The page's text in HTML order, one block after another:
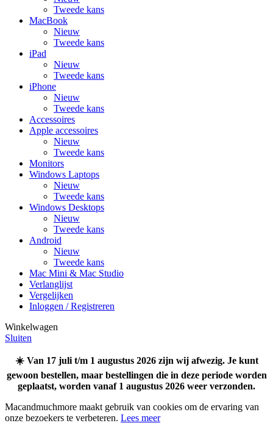
Tweede kans
MacBook
Nieuw
Tweede kans
iPad
Nieuw
Tweede kans
iPhone
Nieuw
Tweede kans
Accessoires
Apple accessoires
Nieuw
Tweede kans
Monitors
Windows Laptops
Nieuw
Tweede kans
Windows Desktops
Nieuw
Tweede kans
Android
Nieuw
Tweede kans
Mac Mini & Mac Studio
Verlanglijst
Vergelijken
Inloggen / Registreren
Winkelwagen
Sluiten
☀️ Van 17 juli t/m 1 augustus 2026 zijn wij afwezig. Je kunt
gewoon bestellen, maar bestellingen die in deze periode worden
geplaatst, worden vanaf 1 augustus 2026 weer verzonden.
Macandmuchmore maakt gebruik van cookies om de ervaring van
onze bezoekers te verbeteren. Lees meer